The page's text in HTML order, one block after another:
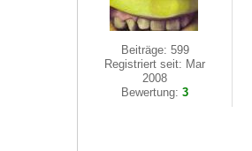
Beiträge: 599
Registriert seit: Mar
2008
Bewertung:3